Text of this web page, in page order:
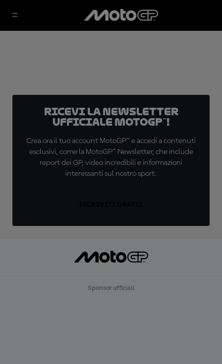
Ricevi la newsletter
ufficiale MotoGP™!
Crea ora il tuo account MotoGP™ e accedi a contenuti
esclusivi, come la MotoGP™ Newsletter, che include
report dei GP, video incredibili e informazioni
interessanti sul nostro sport.
Sponsor ufficiali